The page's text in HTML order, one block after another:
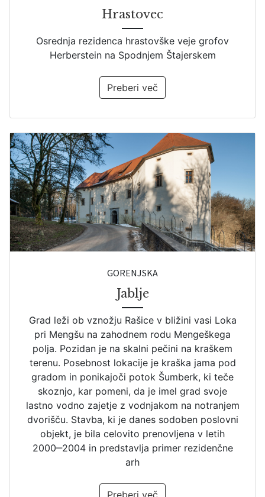
Hrastovec
Osrednja rezidenca hrastovške veje grofov
Herberstein na Spodnjem Štajerskem
Preberi več
GORENJSKA
Jablje
Grad leži ob vznožju Rašice v bližini vasi Loka
pri Mengšu na zahodnem rodu Mengeškega
polja. Pozidan je na skalni pečini na kraškem
terenu. Posebnost lokacije je kraška jama pod
gradom in ponikajoči potok Šumberk, ki teče
skoznjo, kar pomeni, da je imel grad svoje
lastno vodno zajetje z vodnjakom na notranjem
dvorišču. Stavba, ki je danes sodoben poslovni
objekt, je bila celovito prenovljena v letih
2000‒2004 in predstavlja primer rezidenčne
arh
Preberi več